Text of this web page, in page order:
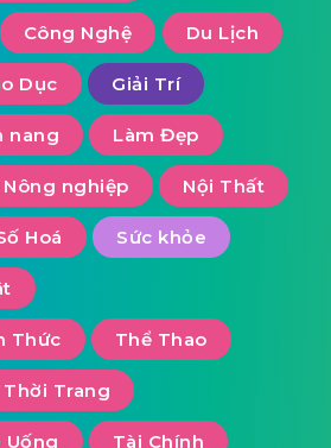
Công Nghệ Du Lịch
Dục Giải Trí
nang Làm Đẹp
Nông nghiệp Nội Thất
Hoá Sức khỏe
Thức Thể Thao
Thời Trang
Uống Tài Chính